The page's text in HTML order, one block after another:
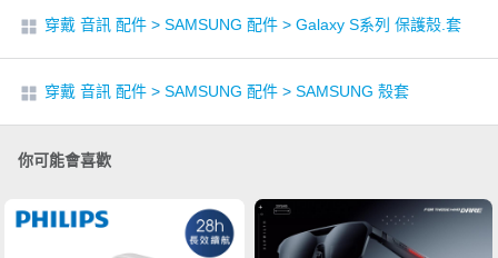
穿戴 音訊 配件 > SAMSUNG 配件 > Galaxy S系列 保護殼.套
穿戴 音訊 配件 > SAMSUNG 配件 > SAMSUNG 殼套
你可能會喜歡